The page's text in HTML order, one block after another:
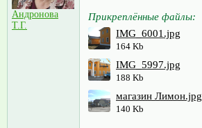
Андронова
Т.Г.
Прикреплённые файлы:
IMG_6001.jpg
164 Kb
IMG_5997.jpg
188 Kb
магазин Лимон.jpg
140 Kb